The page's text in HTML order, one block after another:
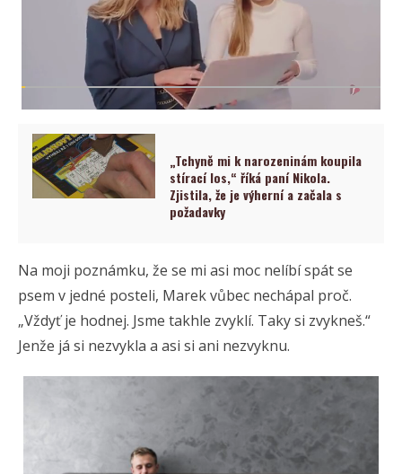
„Tchyně mi k narozeninám koupila
stírací los,“ říká paní Nikola.
Zjistila, že je výherní a začala s
požadavky
Na moji poznámku, že se mi asi moc nelíbí spát se
psem v jedné posteli, Marek vůbec nechápal proč.
„Vždyť je hodnej. Jsme takhle zvyklí. Taky si zvykneš.“
Jenže já si nezvykla a asi si ani nezvyknu.